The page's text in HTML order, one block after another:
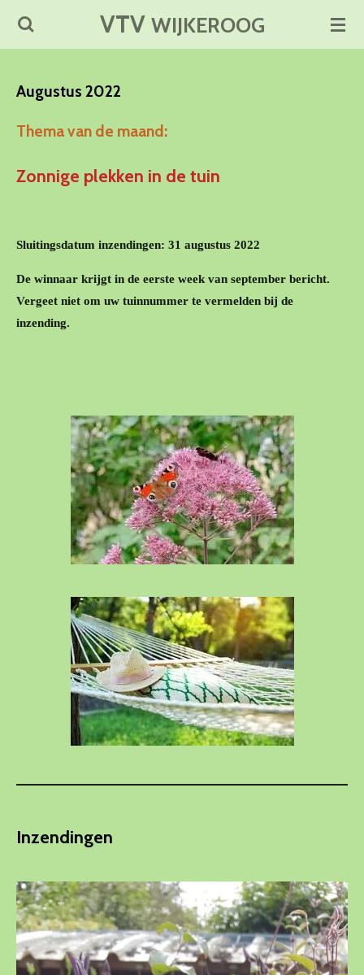
Ga
de
VTV WIJKEROOG
Augustus 2022
Thema van de maand:
Zonnige plekken in de tuin
Sluitingsdatum inzendingen: 31 augustus 2022
De winnaar krijgt in de eerste week van september bericht.
Vergeet niet om uw tuinnummer te vermelden bij de
inzending.
Inzendingen